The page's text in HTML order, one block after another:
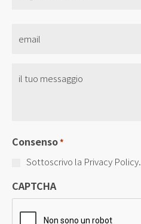
Titolo
Consenso*
Sottoscrivo la Privacy Policy.
CAPTCHA